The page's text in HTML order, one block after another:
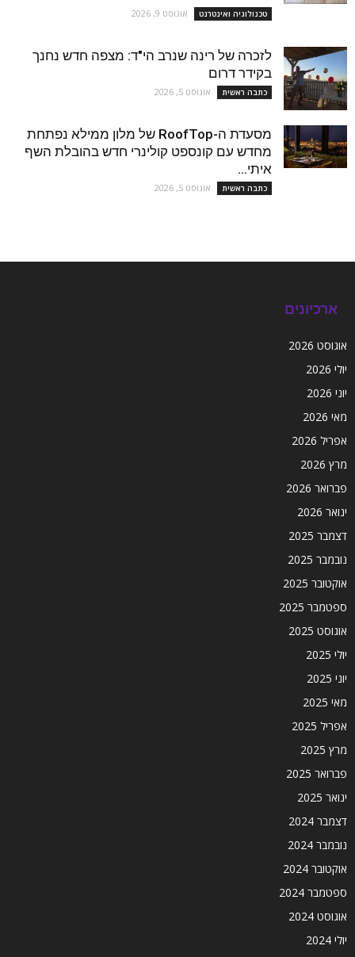
טכנולוגיה ואינטרנט אוגוסט 9, 2026
לזכרה של רינה שנרב הי"ד: מצפה חדש נחנך
בקידר דרום
כתבה ראשית אוגוסט 5, 2026
מסעדת ה-RoofTop של מלון ממילא נפתחת
מחדש עם קונספט קולינרי חדש בהובלת השף
איתי...
כתבה ראשית אוגוסט 5, 2026
ארכיונים
אוגוסט 2026
יולי 2026
יוני 2026
מאי 2026
אפריל 2026
מרץ 2026
פברואר 2026
ינואר 2026
דצמבר 2025
נובמבר 2025
אוקטובר 2025
ספטמבר 2025
אוגוסט 2025
יולי 2025
יוני 2025
מאי 2025
אפריל 2025
מרץ 2025
פברואר 2025
ינואר 2025
דצמבר 2024
נובמבר 2024
אוקטובר 2024
ספטמבר 2024
אוגוסט 2024
יולי 2024